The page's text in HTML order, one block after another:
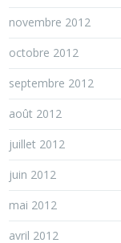
novembre 2012
octobre 2012
septembre 2012
août 2012
juillet 2012
juin 2012
mai 2012
avril 2012